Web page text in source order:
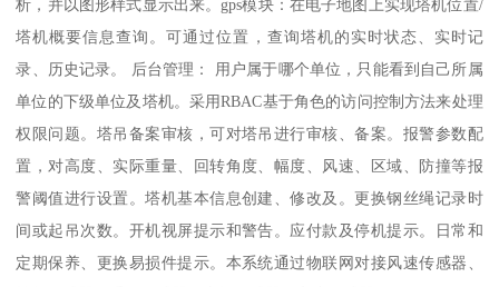
析，并以图形样式显示出来。gps模块：在电子地图上实现塔机位置/
塔机概要信息查询。可通过位置，查询塔机的实时状态、实时记
录、历史记录。 后台管理： 用户属于哪个单位，只能看到自己所属
单位的下级单位及塔机。采用RBAC基于角色的访问控制方法来处理
权限问题。塔吊备案审核，可对塔吊进行审核、备案。报警参数配
置，对高度、实际重量、回转角度、幅度、风速、区域、防撞等报
警阈值进行设置。塔机基本信息创建、修改及。更换钢丝绳记录时
间或起吊次数。开机视屏提示和警告。应付款及停机提示。日常和
定期保养、更换易损件提示。本系统通过物联网对接风速传感器、